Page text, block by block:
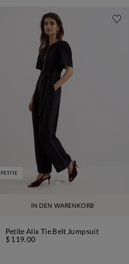
IN DEN WARENKORB
PETITE
Petite Alix Tie Belt Jumpsuit
$ 119.00